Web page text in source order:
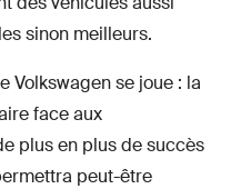
sinon meilleurs.
Volkswagen se joue : la
face aux
plus en plus de succès
peut-être